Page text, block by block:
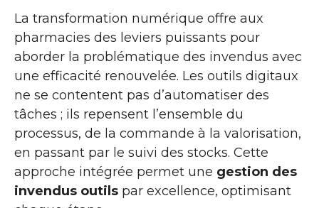
La transformation numérique offre aux
pharmacies des leviers puissants pour
aborder la problématique des invendus avec
une efficacité renouvelée. Les outils digitaux
ne se contentent pas d’automatiser des
tâches ; ils repensent l’ensemble du
processus, de la commande à la valorisation,
en passant par le suivi des stocks. Cette
approche intégrée permet une gestion des
invendus outils par excellence, optimisant